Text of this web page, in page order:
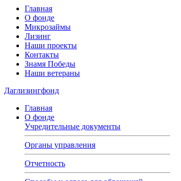
Главная
О фонде
Микрозаймы
Лизинг
Наши проекты
Контакты
Знамя Победы
Наши ветераны
Даглизингфонд
Главная
О фонде
Учредительные документы
Органы управления
Отчетность